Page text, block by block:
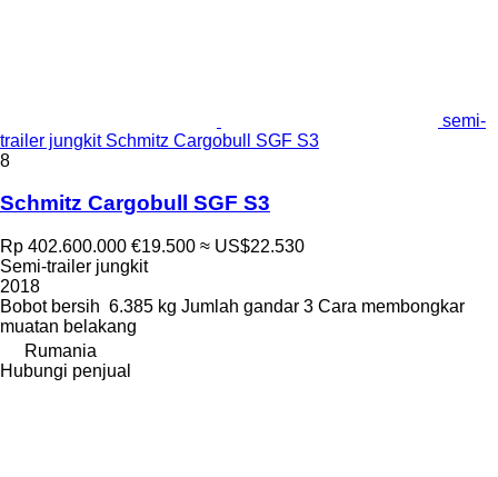
semi-
trailer jungkit Schmitz Cargobull SGF S3
8
Schmitz Cargobull SGF S3
Rp 402.600.000 €19.500 ≈ US$22.530
Semi-trailer jungkit
2018
Bobot bersih 6.385 kg Jumlah gandar 3 Cara membongkar
muatan belakang
Rumania
Hubungi penjual